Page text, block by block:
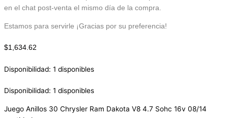
en el chat post-venta el mismo día de la compra.
Estamos para servirle ¡Gracias por su preferencia!
$1,634.62
Disponibilidad: 1 disponibles
Disponibilidad: 1 disponibles
Juego Anillos 30 Chrysler Ram Dakota V8 4.7 Sohc 16v 08/14